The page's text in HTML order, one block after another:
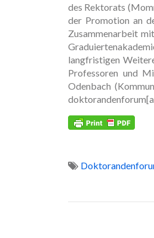
des Rektorats
der Promotion an
Zusammenarbeit
langfristigen
Professoren und
Odenbach